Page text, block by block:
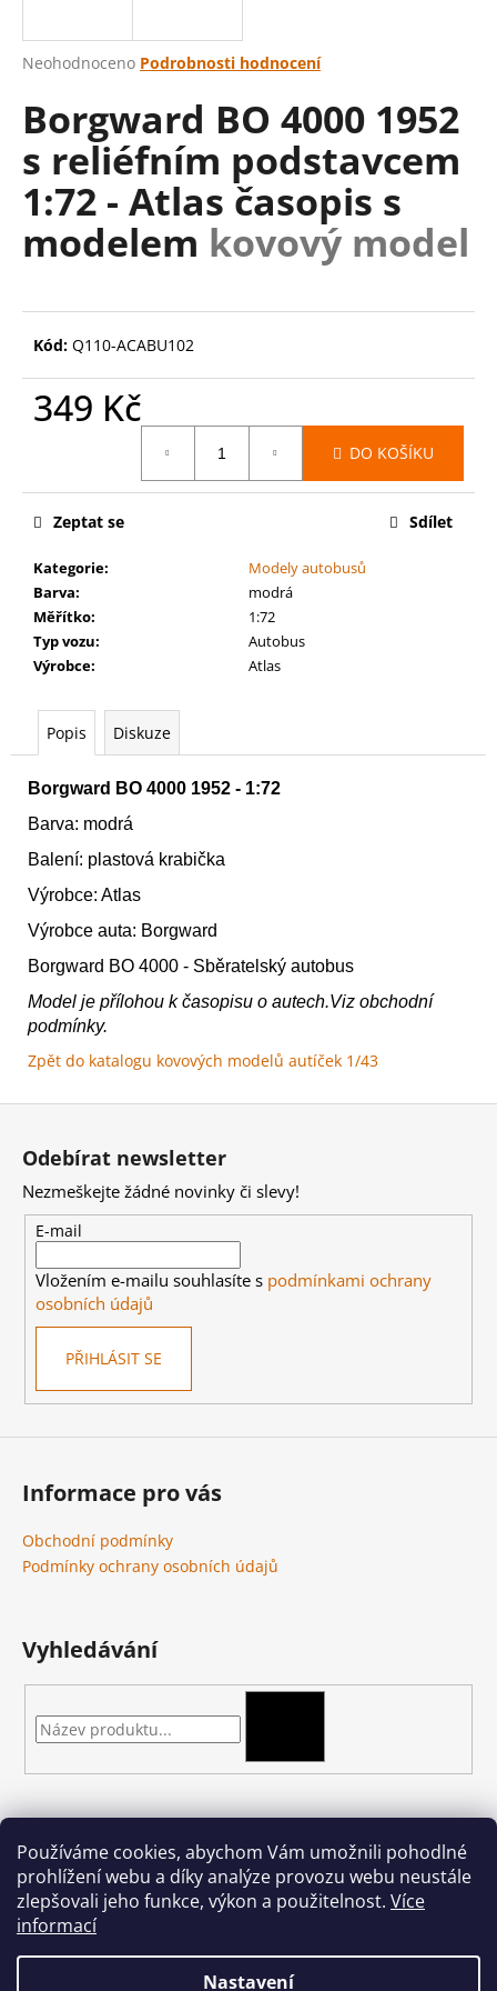
Používáme cookies, abychom Vám umožnili pohodlné
prohlížení webu a díky analýze provozu webu neustále
zlepšovali jeho funkce, výkon a použitelnost. Více
informací
Nastavení
Průměrné
produktu
je
z
5
hvězdiček.
Neohodnoceno Podrobnosti hodnocení
Borgward BO 4000 1952
s reliéfním podstavcem
1:72 - Atlas časopis s
modelem kovový model
Kód: Q110-ACABU102
349 Kč
DO KOŠÍKU
Kategorie:
Modely autobusů
Barva:
modrá
Měřítko:
1:72
Typ vozu:
Autobus
Výrobce: Atlas
Zeptat se Sdílet
Popis Diskuze
Borgward BO 4000 1952 - 1:72
Barva: modrá
Balení: plastová krabička
Výrobce: Atlas
Výrobce auta: Borgward
Borgward BO 4000 - Sběratelský autobus
Model je přílohou k časopisu o autech.Viz obchodní
podmínky.
Zpět do katalogu kovových modelů autíček 1/43
j
t
?
HLEDAT
D
o
p
o
č
u
e
m
e
OF
SIGMAR:
BATTLEFORCE:
EATER
CHARNELGRAND
3
995
Kč
Z
Odebírat newsletter
Nezmeškejte žádné novinky či slevy!
E-mail
Vložením e-mailu souhlasíte s podmínkami ochrany
osobních údajů
PŘIHLÁSIT SE
Informace pro vás
Obchodní podmínky
Podmínky ochrany osobních údajů
Vyhledávání
podkova-shop@seznam.cz
+420 704 397 000